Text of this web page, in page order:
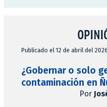
Publicado el 12 de abril del 2026
¿Gobernar o solo
contaminación en
Por